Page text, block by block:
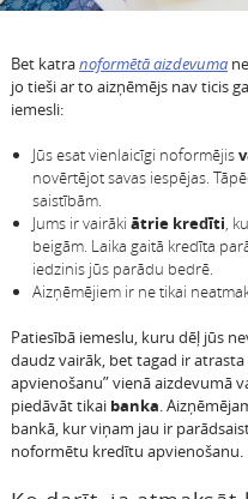
Bet katranoformētā aizdevuma
jo tieši ar to aizņēmējs nav ticis
iemesli:
Jūs esat vienlaicīgi noformējis
novērtējot savas iespējas.
saistībām.
Jums ir vairāki ātrie kredīti,
beigām. Laika gaitā kredīta
iedzinis jūs parādu bedrē.
Aizņēmējiem ir ne tikai
Patiesībā iemeslu, kuru dēļ jūs
daudz vairāk, bet tagad ir
apvienošanu” vienā aizdevumā
piedāvāt tikai banka.
bankā, kur viņam jau ir
noformētu kredītu apvienošanu.